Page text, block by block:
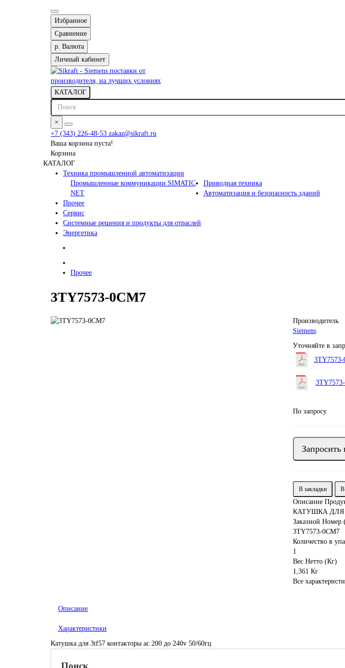
Избранное
Сравнение
р. Валюта
Личный кабинет
КАТАЛОГ
×
+7 (343) 226-48-53 zakaz@sikraft.ru
Ваша корзина пуста!
Корзина
КАТАЛОГ
Техника промышленной автоматизации
Промышленные коммуникации SIMATIC
NET
Приводная техника
Автоматизация и безопасность зданий
Прочее
Сервис
Системные решения и продукты для отраслей
Энергетика
Прочее
3TY7573-0CM7
Производитель
Siemens
Уточняйте в
3TY7573-
По запросу
Запросить
В закладки В
Описание
КАТУШКА ДЛЯ
Заказной Номер
3TY7573-0CM7
Количество в
1
Вес Нетто (Кг)
1,361 Кг
Все
Описание
Характеристики
Катушка для 3tf57 контакторы ac 200 дo 240v 50/60гц
Поиск